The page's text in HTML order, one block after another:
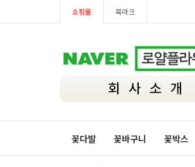
쇼핑몰 북마크
꽃다발 꽃바구니 꽃박스